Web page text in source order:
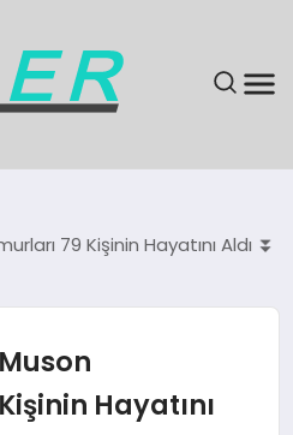
79 Kişinin Hayatını Aldı ⏬
Hayatını